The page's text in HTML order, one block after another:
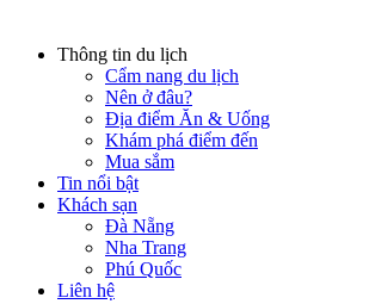
Thông tin du lịch
Cẩm nang du lịch
Nên ở đâu?
Địa điểm Ăn & Uống
Khám phá điểm đến
Mua sắm
Tin nổi bật
Khách sạn
Đà Nẵng
Nha Trang
Phú Quốc
Liên hệ